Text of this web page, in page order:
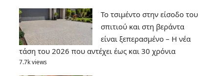
Το τσιμέντο στην είσοδο του
σπιτιού και στη βεράντα
είναι ξεπερασμένο – Η νέα
τάση του 2026 που αντέχει έως και 30 χρόνια
7.7k views